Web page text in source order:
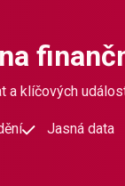
a klíčových
Jasná data